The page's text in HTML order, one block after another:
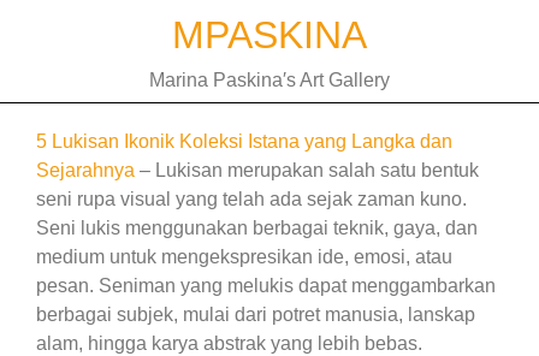
MPASKINA
Marina Paskina′s Art Gallery
5 Lukisan Ikonik Koleksi Istana yang Langka dan
Sejarahnya – Lukisan merupakan salah satu bentuk
seni rupa visual yang telah ada sejak zaman kuno.
Seni lukis menggunakan berbagai teknik, gaya, dan
medium untuk mengekspresikan ide, emosi, atau
pesan. Seniman yang melukis dapat menggambarkan
berbagai subjek, mulai dari potret manusia, lanskap
alam, hingga karya abstrak yang lebih bebas.